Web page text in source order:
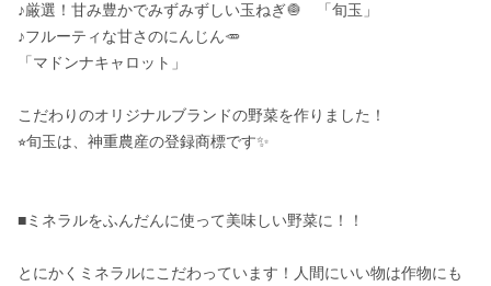
♪厳選！甘み豊かでみずみずしい玉ねぎ🧅　「旬玉」
♪フルーティな甘さのにんじん🥕
「マドンナキャロット」
こだわりのオリジナルブランドの野菜を作りました！
⭐︎旬玉は、神重農産の登録商標です✨
■ミネラルをふんだんに使って美味しい野菜に！！
とにかくミネラルにこだわっています！人間にいい物は作物にも